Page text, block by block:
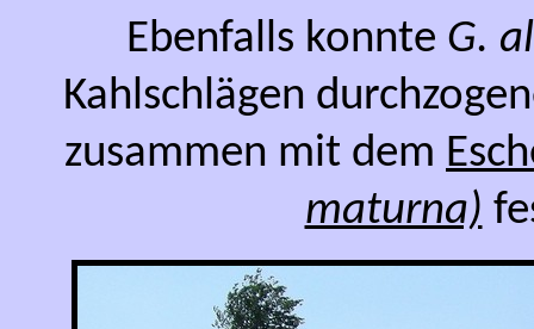
Ebenfalls konnte G.
Kahlschlägen
zusammen mit dem
maturna)